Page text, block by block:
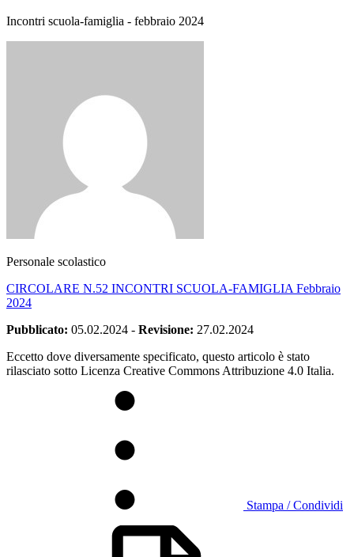
Incontri scuola-famiglia - febbraio 2024
Personale scolastico
CIRCOLARE N.52 INCONTRI SCUOLA-FAMIGLIA Febbraio
2024
Pubblicato: 05.02.2024 - Revisione: 27.02.2024
Eccetto dove diversamente specificato, questo articolo è stato
rilasciato sotto Licenza Creative Commons Attribuzione 4.0 Italia.
Stampa / Condividi